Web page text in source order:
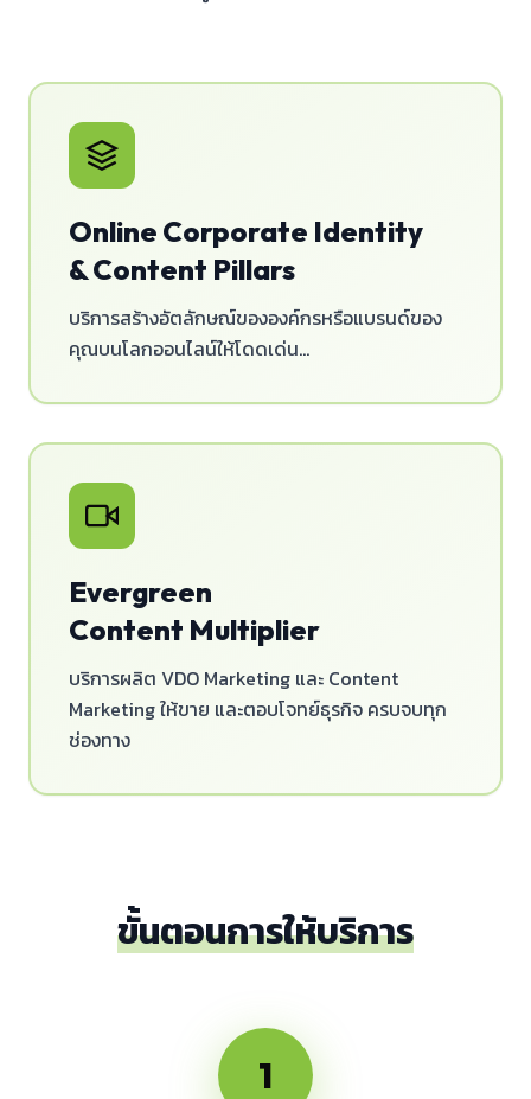
Online Corporate Identity
& Content Pillars
บริการสร้างอัตลักษณ์ขององค์กรหรือแบรนด์ของ
คุณบนโลกออนไลน์ให้โดดเด่น...
Evergreen
Content Multiplier
บริการผลิต VDO Marketing และ Content
Marketing ให้ขาย และตอบโจทย์ธุรกิจ ครบจบทุก
ช่องทาง
ขั้นตอนการให้บริการ
1